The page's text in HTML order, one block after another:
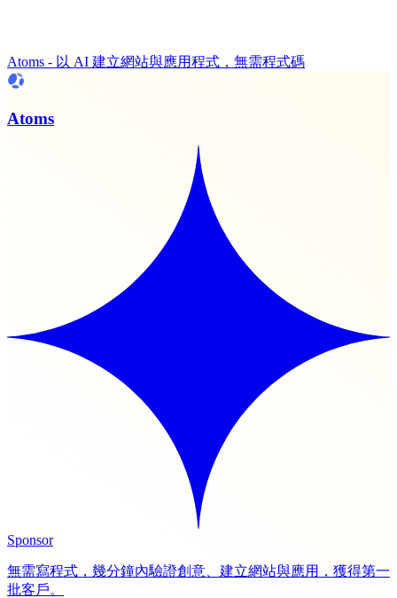
Atoms - 以 AI 建立網站與應用程式，無需程式碼
Atoms
Sponsor
無需寫程式，幾分鐘內驗證創意、建立網站與應用，獲得第一
批客戶。